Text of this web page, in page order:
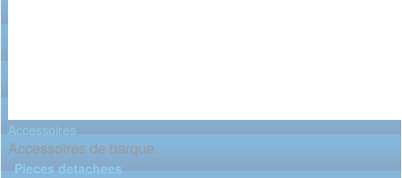
Accessoires
Accessoires de barque
Pieces detachees